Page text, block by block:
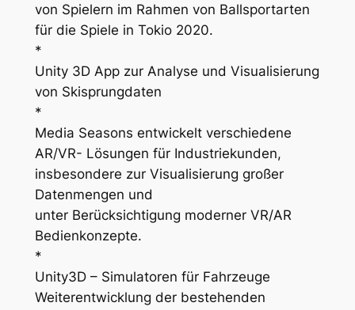
von Spielern im Rahmen von Ballsportarten
für die Spiele in Tokio 2020.
*
Unity 3D App zur Analyse und Visualisierung
von Skisprungdaten
*
Media Seasons entwickelt verschiedene
AR/VR- Lösungen für Industriekunden,
insbesondere zur Visualisierung großer
Datenmengen und
unter Berücksichtigung moderner VR/AR
Bedienkonzepte.
*
Unity3D – Simulatoren für Fahrzeuge
Weiterentwicklung der bestehenden